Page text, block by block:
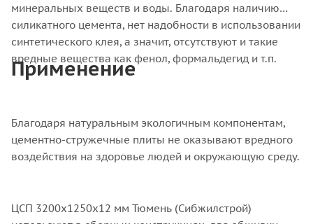
минеральных веществ и воды. Благодаря наличию
силикатного цемента, нет надобности в использовании
синтетического клея, а значит, отсутствуют и такие
вредные вещества как фенол, формальдегид и т.п.
Применение
Благодаря натуральным экологичным компонентам,
цементно-стружечные плиты не оказывают вредного
воздействия на здоровье людей и окружающую среду.
ЦСП 3200x1250x12 мм Тюмень (Сибжилстрой)